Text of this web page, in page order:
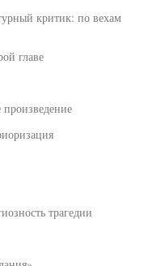
критик: по вехам
главе
трагедии